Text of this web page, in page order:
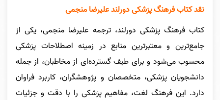
نقد کتاب فرهنگ پزشکی دورلند علیرضا منجمی
کتاب فرهنگ پزشکی دورلند، ترجمه علیرضا منجمی، یکی از
جامع‌ترین و معتبرترین منابع در زمینه اصطلاحات پزشکی
محسوب می‌شود و برای طیف گسترده‌ای از مخاطبان، از جمله
دانشجویان پزشکی، متخصصان و پژوهشگران، کاربرد فراوان
دارد. این فرهنگ لغت، مفاهیم پزشکی را با دقت و جزئیات